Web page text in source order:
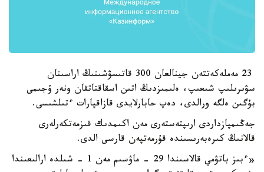
23 مەملەكەتتەن جينالعان 300 قاتىسۋشىنىڭ اراسىنان
سۋىرىلىپ شىعىپ، ەلىمىزدىڭ اتىن اسقاقتاتقان ونەر ۇجىمى
بۇگىن ەلگە ورالدى، دەپ حابارلايدى قازاقپارات ءتىلشىسى.
جەڭىمپازداردى ارىپتەستەرى مەن اكىمدىك قىزمەتكەرلەرى
قالانىڭ كىرەبەرىسىندە قۇرمەتپەن قارسى الدى.
«ءبىز باتۋمي قالاسىندا 29 - ماۋسىم مەن 1 - شىلدە ارالىعىندا